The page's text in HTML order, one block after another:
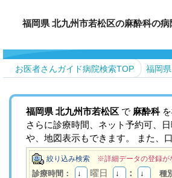
福岡県 北九州市若松区の麻酔科の病
お医者さんガイド病院検索TOP 福岡県
福岡県 北九州市若松区 で 麻酔科を
さらに診療時間、ネット予約可、
や、地図表示もできます。 また、
絞り込み検索 ※詳細データの登録
診療時間： 曜日 ： 種